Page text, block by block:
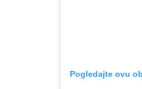
Pogledajte ovu